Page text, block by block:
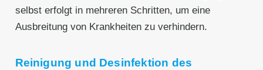
selbst erfolgt in mehreren Schritten, um eine
Ausbreitung von Krankheiten zu verhindern.
Reinigung und Desinfektion des